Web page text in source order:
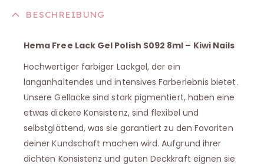
BESCHREIBUNG
Hema Free Lack Gel Polish S092 8ml – Kiwi Nails
Hochwertiger farbiger Lackgel, der ein
langanhaltendes und intensives Farberlebnis bietet.
Unsere Gellacke sind stark pigmentiert, haben eine
etwas dickere Konsistenz, sind flexibel und
selbstglättend, was sie garantiert zu den Favoriten
deiner Kundschaft machen wird. Aufgrund ihrer
dichten Konsistenz und guten Deckkraft eignen sie